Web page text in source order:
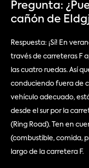
Pregunta:
cañón de
Respuesta: ¡Sí! En
través de carreteras F
las cuatro ruedas. Así
conduciendo fuera de
vehículo adecuado,
desde el sur por la
(Ring Road). Ten en
(combustible, comida,
largo de la carretera F.